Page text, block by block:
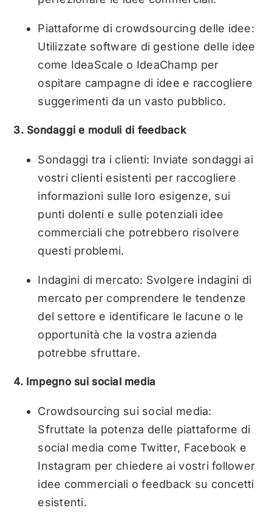
Piattaforme di crowdsourcing delle idee:
Utilizzate software di gestione delle idee
come IdeaScale o IdeaChamp per
ospitare campagne di idee e raccogliere
suggerimenti da un vasto pubblico.
3. Sondaggi e moduli di feedback
Sondaggi tra i clienti: Inviate sondaggi ai
vostri clienti esistenti per raccogliere
informazioni sulle loro esigenze, sui
punti dolenti e sulle potenziali idee
commerciali che potrebbero risolvere
questi problemi.
Indagini di mercato: Svolgere indagini di
mercato per comprendere le tendenze
del settore e identificare le lacune o le
opportunità che la vostra azienda
potrebbe sfruttare.
4. Impegno sui social media
Crowdsourcing sui social media:
Sfruttate la potenza delle piattaforme di
social media come Twitter, Facebook e
Instagram per chiedere ai vostri follower
idee commerciali o feedback su concetti
esistenti.